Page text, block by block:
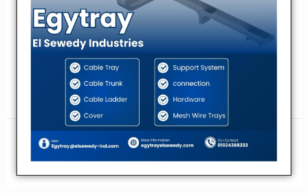
أعلنت هيئة المجتمعات العمرانية الجديدة عن وضع الجهد على محطة
محولات الامتداد والخط الهوائي (الامتداد/الصناعية الثامنة) المغذي لها
بمدينة السادات، في خطوة جديدة تستهدف تعزيز البنية التحتية ال...
مشاركة
0
تغريدة مشاركة